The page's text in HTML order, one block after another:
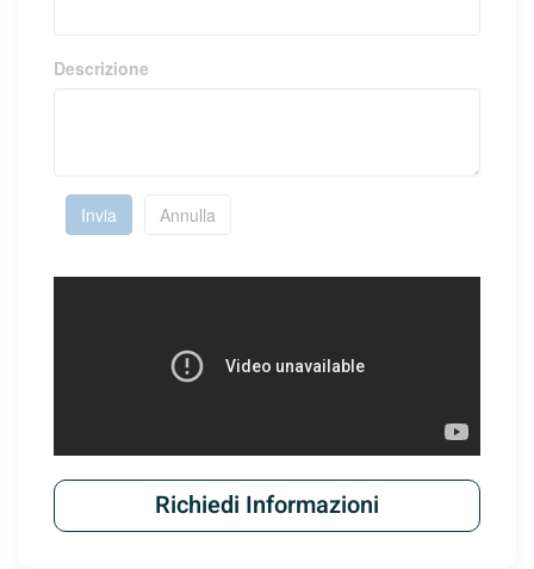
Descrizione
Invia Annulla
Richiedi Informazioni